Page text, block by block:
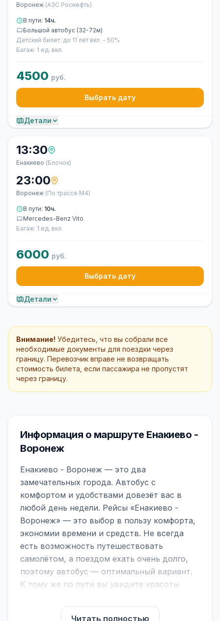
Воронеж (АЗС Роснефть)
В пути: 14ч.
Большой автобус (32-72м)
Детский билет: до 11 лет вкл. - 50%
Багаж: 1 ед. вкл.
4500 руб.
Выбрать дату
Детали
13:30
Енакиево (Блочок)
23:00
Воронеж (По трассе М4)
В пути: 10ч.
Mercedes-Benz Vito
Багаж: 1 ед. вкл.
6000 руб.
Выбрать дату
Детали
Внимание! Убедитесь, что вы собрали все
необходимые документы для поездки через
границу. Перевозчик вправе не возвращать
стоимость билета, если пассажира не пропустят
через границу.
Информация о маршруте Енакиево -
Воронеж
Енакиево - Воронеж — это два
замечательных города. Автобус с
комфортом и удобствами довезёт вас в
любой день недели. Рейсы «Енакиево -
Воронеж» — это выбор в пользу комфорта,
экономии времени и средств. Не всегда
есть возможность путешествовать
самолётом, а поездом ехать очень долго,
поэтому автобус — оптимальный вариант.
К тому же по пути вы увидите красоты
На нашем сайте вы можете найти
Читать полностью